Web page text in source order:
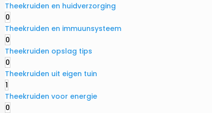
Theekruiden en huidverzorging
0
Theekruiden en immuunsysteem
0
Theekruiden opslag tips
0
Theekruiden uit eigen tuin
1
Theekruiden voor energie
0